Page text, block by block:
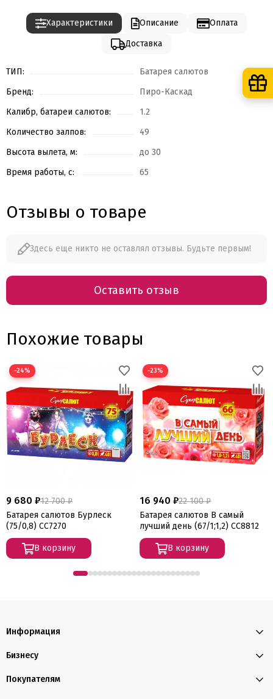
Характеристики Описание
Оплата
Доставка
ТИП:
Батарея салютов
Бренд:
Пиро-Каскад
Калибр, батареи салютов:
1.2
Количество залпов:
49
Высота вылета, м:
до 30
Время работы, с:
65
Отзывы о товаре
Здесь еще никто не оставлял отзывы. Будьте первым!
Оставить отзыв
Похожие товары
−24%
9 680 ₽12 700 ₽
Батарея салютов Бурлеск
(75/0,8) СС7270
В корзину
−23%
16 940 ₽22 100 ₽
Батарея салютов В самый
лучший день (67/1;1,2) СС8812
В корзину
Информация
Бизнесу
Покупателям